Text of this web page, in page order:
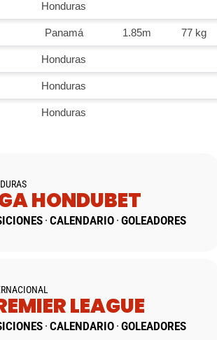
HONDUBET
CALENDARIO GOLEADORES
LEAGUE
CALENDARIO GOLEADORES